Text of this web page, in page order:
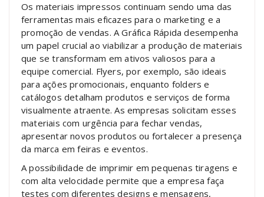
Os materiais impressos continuam sendo uma das
ferramentas mais eficazes para o marketing e a
promoção de vendas. A Gráfica Rápida desempenha
um papel crucial ao viabilizar a produção de materiais
que se transformam em ativos valiosos para a
equipe comercial. Flyers, por exemplo, são ideais
para ações promocionais, enquanto folders e
catálogos detalham produtos e serviços de forma
visualmente atraente. As empresas solicitam esses
materiais com urgência para fechar vendas,
apresentar novos produtos ou fortalecer a presença
da marca em feiras e eventos.
A possibilidade de imprimir em pequenas tiragens e
com alta velocidade permite que a empresa faça
testes com diferentes designs e mensagens,